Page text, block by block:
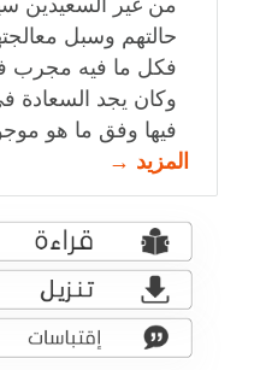
من غير السعيدين
حالتهم وسبل
فكل ما فيه مجرب
وكان يجد
فيها وفق ما هو
المزيد →